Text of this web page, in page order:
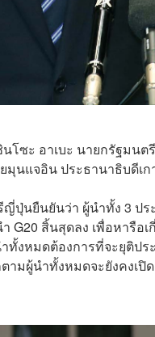
ซะ อาเบะ นายกรัฐมน
นแจอิน ประธานาธิบดีเ
นยืนยันว่า ผู้นำทั้ง 3 ปร
G20 สิ้นสุดลง เพื่อหารื
งหมดต้องการที่จะยุติป
มผู้นำทั้งหมดจะยังคงเปิ